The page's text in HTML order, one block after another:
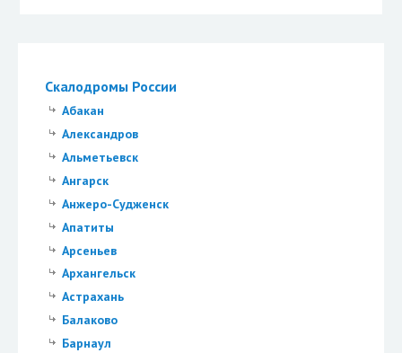
Скалодромы России
Абакан
Александров
Альметьевск
Ангарск
Анжеро-Судженск
Апатиты
Арсеньев
Архангельск
Астрахань
Балаково
Барнаул